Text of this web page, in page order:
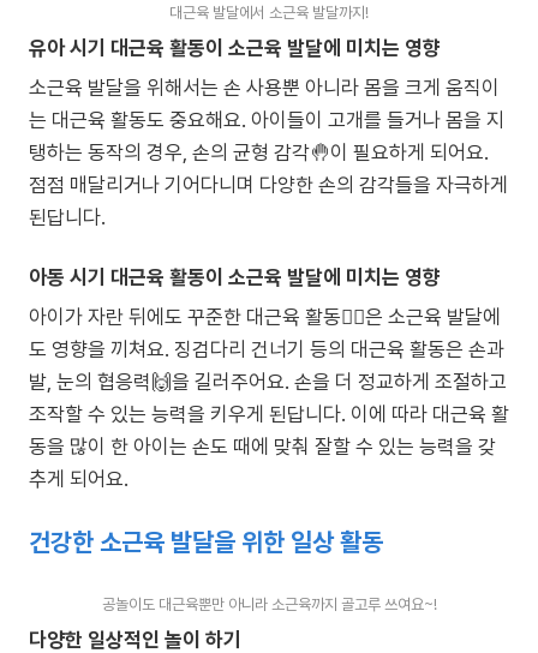
대근육 발달에서 소근육 발달까지!
유아 시기 대근육 활동이 소근육 발달에 미치는 영향
소근육 발달을 위해서는 손 사용뿐 아니라 몸을 크게 움직이
는 대근육 활동도 중요해요. 아이들이 고개를 들거나 몸을 지
탱하는 동작의 경우, 손의 균형 감각🤚이 필요하게 되어요.
점점 매달리거나 기어다니며 다양한 손의 감각들을 자극하게
된답니다.
아동 시기 대근육 활동이 소근육 발달에 미치는 영향
아이가 자란 뒤에도 꾸준한 대근육 활동🤸‍♀️은 소근육 발달에
도 영향을 끼쳐요. 징검다리 건너기 등의 대근육 활동은 손과
발, 눈의 협응력🙌을 길러주어요. 손을 더 정교하게 조절하고
조작할 수 있는 능력을 키우게 된답니다. 이에 따라 대근육 활
동을 많이 한 아이는 손도 때에 맞춰 잘할 수 있는 능력을 갖
추게 되어요.
건강한 소근육 발달을 위한 일상 활동
공놀이도 대근육뿐만 아니라 소근육까지 골고루 쓰여요~!
다양한 일상적인 놀이 하기